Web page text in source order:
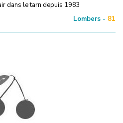
dans le tarn depuis 1983
Lombers - 81